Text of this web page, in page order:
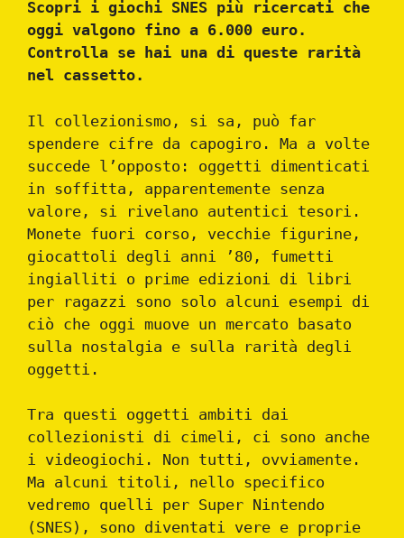
Scopri i giochi SNES più ricercati che
oggi valgono fino a 6.000 euro.
Controlla se hai una di queste rarità
nel cassetto.
Il collezionismo, si sa, può far
spendere cifre da capogiro. Ma a volte
succede l’opposto: oggetti dimenticati
in soffitta, apparentemente senza
valore, si rivelano autentici tesori.
Monete fuori corso, vecchie figurine,
giocattoli degli anni ’80, fumetti
ingialliti o prime edizioni di libri
per ragazzi sono solo alcuni esempi di
ciò che oggi muove un mercato basato
sulla nostalgia e sulla rarità degli
oggetti.
Tra questi oggetti ambiti dai
collezionisti di cimeli, ci sono anche
i videogiochi. Non tutti, ovviamente.
Ma alcuni titoli, nello specifico
vedremo quelli per Super Nintendo
(SNES), sono diventati vere e proprie